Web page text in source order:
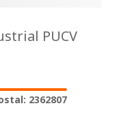
PUCV
2362807